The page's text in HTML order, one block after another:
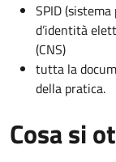
SPID
d’identità
(CNS)
tutta la
della pratica.
Cosa si